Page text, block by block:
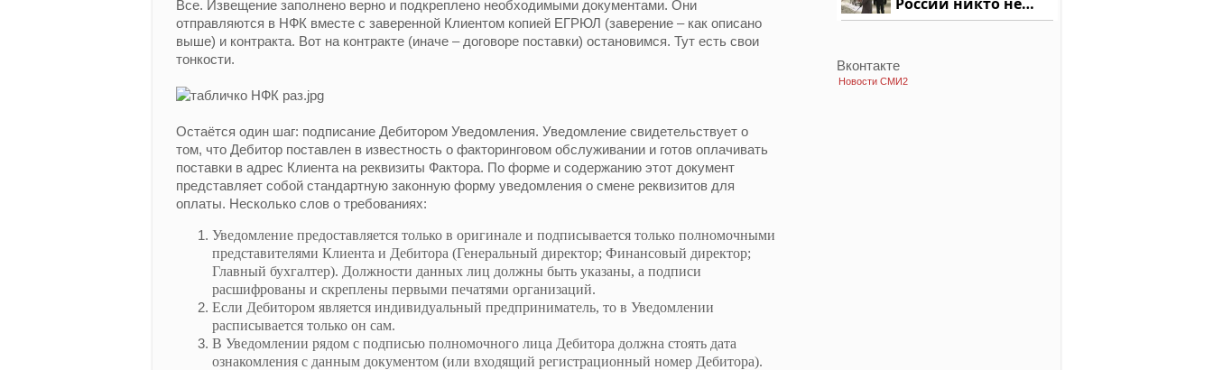
Все. Извещение заполнено верно и подкреплено необходимыми документами. Они
отправляются в НФК вместе с заверенной Клиентом копией ЕГРЮЛ (заверение – как описано
выше) и контракта. Вот на контракте (иначе – договоре поставки) остановимся. Тут есть свои
тонкости.
Остаётся один шаг: подписание Дебитором Уведомления. Уведомление свидетельствует о
том, что Дебитор поставлен в известность о факторинговом обслуживании и готов оплачивать
поставки в адрес Клиента на реквизиты Фактора. По форме и содержанию этот документ
представляет собой стандартную законную форму уведомления о смене реквизитов для
оплаты. Несколько слов о требованиях:
Уведомление предоставляется только в оригинале и подписывается только полномочными
представителями Клиента и Дебитора (Генеральный директор; Финансовый директор;
Главный бухгалтер). Должности данных лиц должны быть указаны, а подписи
расшифрованы и скреплены первыми печатями организаций.
Если Дебитором является индивидуальный предприниматель, то в Уведомлении
расписывается только он сам.
В Уведомлении рядом с подписью полномочного лица Дебитора должна стоять дата
ознакомления с данным документом (или входящий регистрационный номер Дебитора).
ждал: как так?!
Вконтакте
Новости СМИ2